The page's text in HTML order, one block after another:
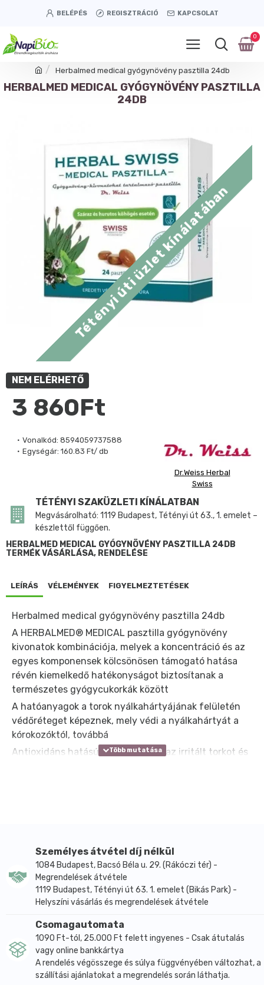
BELÉPÉS REGISZTRÁCIÓ KAPCSOLAT
0
Herbalmed medical gyógynövény pasztilla 24db
HERBALMED MEDICAL GYÓGYNÖVÉNY PASZTILLA
24DB
Tétényi úti üzlet kínálatában
Vonalkód: 8594059737588
Egységár: 160.83 Ft/ db
Dr.Weiss Herbal
Swiss
NEM ELÉRHETŐ
3 860Ft
TÉTÉNYI SZAKÜZLETI KÍNÁLATBAN
Megvásárolható: 1119 Budapest, Tétényi út 63., 1. emelet –
készlettől függően.
HERBALMED MEDICAL GYÓGYNÖVÉNY PASZTILLA 24DB
TERMÉK VÁSÁRLÁSA, RENDELÉSE
LEÍRÁS VÉLEMÉNYEK FIGYELMEZTETÉSEK
Herbalmed medical gyógynövény pasztilla 24db
A HERBALMED® MEDICAL pasztilla gyógynövény
kivonatok kombinációja, melyek a koncentráció és az
egyes komponensek kölcsönösen támogató hatása
révén kiemelkedő hatékonyságot biztosítanak a
természetes gyógycukorkák között
A hatóanyagok a torok nyálkahártyájának felületén
védőréteget képeznek, mely védi a nyálkahártyát a
kórokozóktól, továbbá
Antioxidáns hatásúak, nyugtatják az irritált torkot és
Tisztítják a felső légutakat
Adagolás:
2-3 óránként 1 pasztilla, napi maximum 10 pasztilla. 3-
12 éves kor között maximum napi 5 pasztilla.
Összetevők:
Izlandi zuzmó-kivonat 100 mg, szemvidító fű-kivonat
20 mg, mályva-kivonat 20 mg, C-vitamin 30 mg,
segédanyagok: glükóz-szirup, méz, mentol, fenyőolaj,
szibériai fenyőolaj, ánizsolaj, csalán-kivonat,
természetes aroma: ananász-, narancs-aroma,
Személyes átvétel díj nélkül
1084 Budapest, Bacsó Béla u. 29. (Rákóczi tér) -
Megrendelések átvétele
1119 Budapest, Tétényi út 63. 1. emelet (Bikás Park) -
Helyszíni vásárlás és megrendelések átvétele
Csomagautomata
1090 Ft-tól, 25.000 Ft felett ingyenes - Csak átutalás
vagy online bankkártya
A rendelés végösszege és súlya függvényében változhat, a
szállítási ajánlatokat a megrendelés során láthatja.